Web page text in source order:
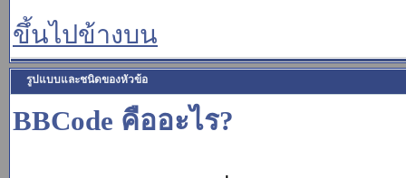
ขึ้นไปข้างบน
รูปแบบและชนิดของหัวข้อ
BBCode คืออะไร?